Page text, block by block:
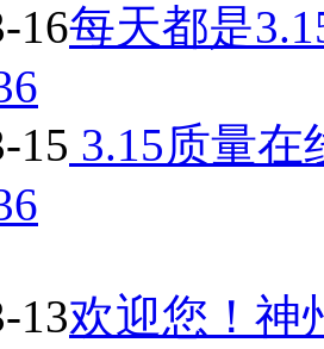
16每天都是
15 3.15质量在
13欢迎您！神